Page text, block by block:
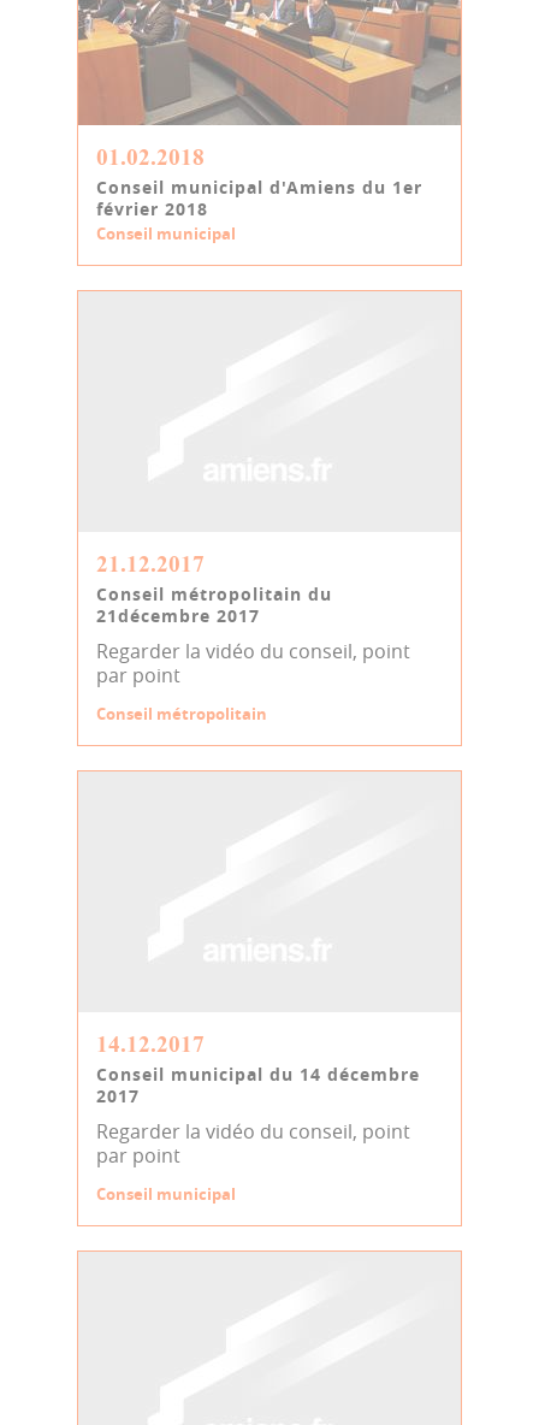
01.02.2018
Conseil municipal d'Amiens du 1er
février 2018
Conseil municipal
21.12.2017
Conseil métropolitain du
21décembre 2017
Regarder la vidéo du conseil, point
par point
Conseil métropolitain
14.12.2017
Conseil municipal du 14 décembre
2017
Regarder la vidéo du conseil, point
par point
Conseil municipal